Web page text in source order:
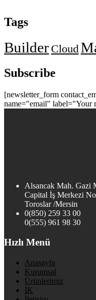
Tags
Builder Cloud
Subscribe
[newsletter_form
name="email" label="Your
Alsancak Mah. Gazi
Capital İş Merkezi
Toroslar /Mersin
0(850) 259 33 00
0(555) 961 98 30
Hızlı Menü
Anasayfa
Kurumsal
Ürünlerimiz
İK